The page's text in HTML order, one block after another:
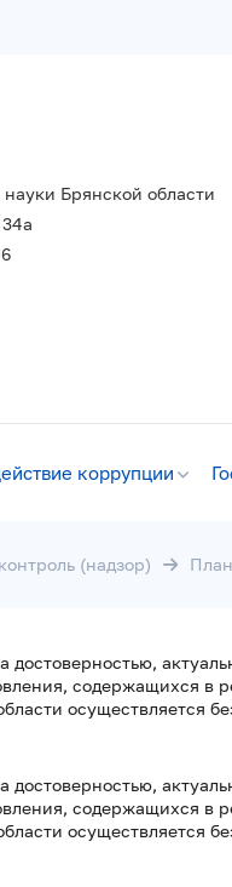
Брянской области
коррупции
(надзор)
достоверностью,
содержащихся в
осуществляется
достоверностью,
содержащихся в
осуществляется